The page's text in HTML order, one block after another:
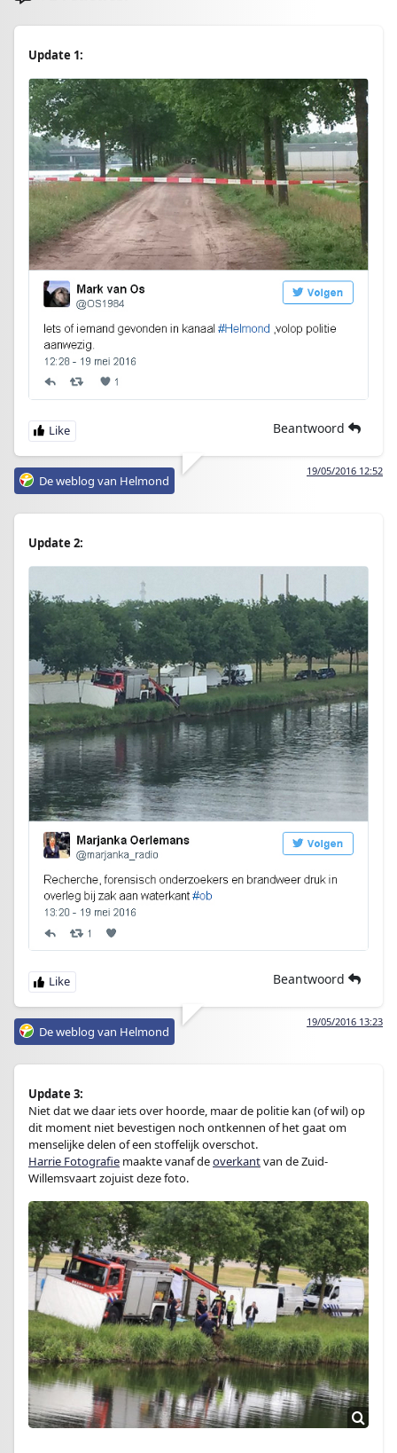
Update 1:
Beantwoord
19/05/2016 12:52
De weblog van Helmond
Update 2:
Beantwoord
19/05/2016 13:23
De weblog van Helmond
Update 3:
Niet dat we daar iets over hoorde, maar de politie kan (of wil) op
dit moment niet bevestigen noch ontkennen of het gaat om
menselijke delen of een stoffelijk overschot.
Harrie Fotografie maakte vanaf deoverkantvan de Zuid-
Willemsvaart zojuist deze foto.